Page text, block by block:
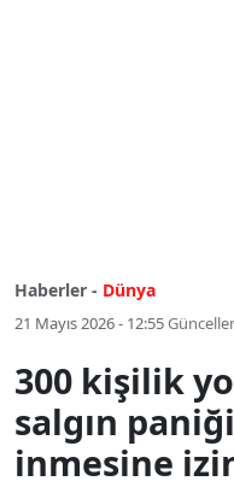
Haberler - Dünya
21 Mayıs 2026 - 12:55
300 kişilik
salgın
inmesine